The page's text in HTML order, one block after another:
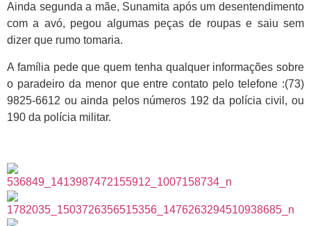
Ainda segunda a mãe, Sunamita após um desentendimento
com a avó, pegou algumas peças de roupas e saiu sem
dizer que rumo tomaria.
A família pede que quem tenha qualquer informações sobre
o paradeiro da menor que entre contato pelo telefone :(73)
9825-6612 ou ainda pelos números 192 da polícia civil, ou
190 da polícia militar.